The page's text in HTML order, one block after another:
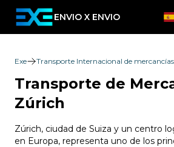
ENVIO X ENVIO
Exe Transporte Internacional de mercancías
Transporte de
Zúrich
Zúrich, ciudad de Suiza y un centro
en Europa, representa uno de los